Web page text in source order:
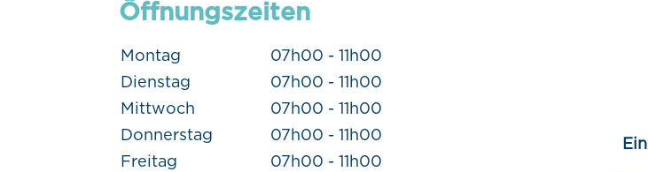
Öffnungszeiten
Montag
07h00 - 11h00
Dienstag
07h00 - 11h00
Mittwoch
07h00 - 11h00
Donnerstag
07h00 - 11h00
Freitag
07h00 - 11h00